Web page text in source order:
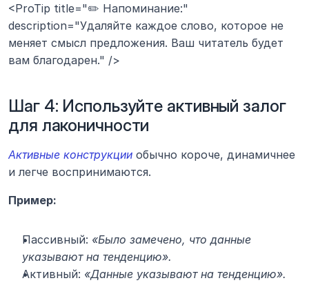
<ProTip title="✏️ Напоминание:"
description="Удаляйте каждое слово, которое не
меняет смысл предложения. Ваш читатель будет
вам благодарен." />
Шаг 4: Используйте активный залог
для лаконичности
Активные конструкции обычно короче, динамичнее
и легче воспринимаются.
Пример:
Пассивный: «Было замечено, что данные
указывают на тенденцию».
Активный: «Данные указывают на тенденцию».